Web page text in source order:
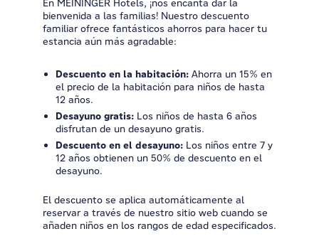
En MEININGER Hotels, ¡nos encanta dar la
bienvenida a las familias! Nuestro descuento
familiar ofrece fantásticos ahorros para hacer tu
estancia aún más agradable:
Descuento en la habitación: Ahorra un 15% en
el precio de la habitación para niños de hasta
12 años.
Desayuno gratis: Los niños de hasta 6 años
disfrutan de un desayuno gratis.
Descuento en el desayuno: Los niños entre 7 y
12 años obtienen un 50% de descuento en el
desayuno.
El descuento se aplica automáticamente al
reservar a través de nuestro sitio web cuando se
añaden niños en los rangos de edad especificados.